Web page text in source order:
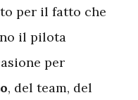
per il fatto che
il pilota
per
, del team, del